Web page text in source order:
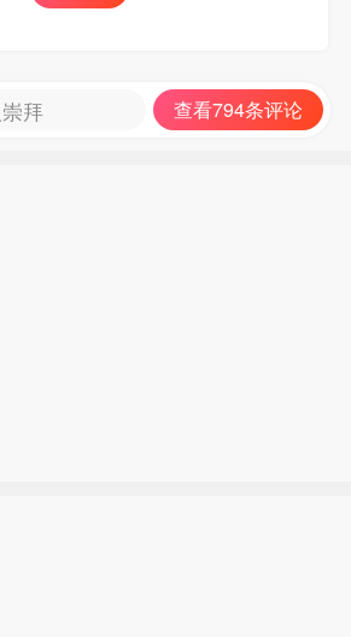
拜 查看794条评论